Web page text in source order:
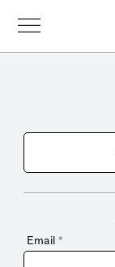
Email *